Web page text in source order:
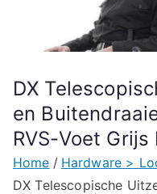
DX
en
RVS-Voet Grijs
Home
Hardware >
DX Telescopische